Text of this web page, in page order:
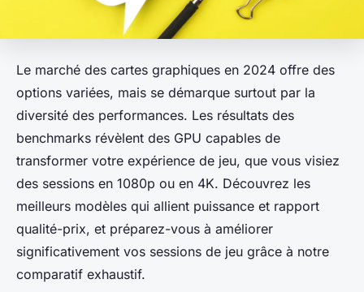
Le marché des cartes graphiques en 2024 offre des
options variées, mais se démarque surtout par la
diversité des performances. Les résultats des
benchmarks révèlent des GPU capables de
transformer votre expérience de jeu, que vous visiez
des sessions en 1080p ou en 4K. Découvrez les
meilleurs modèles qui allient puissance et rapport
qualité-prix, et préparez-vous à améliorer
significativement vos sessions de jeu grâce à notre
comparatif exhaustif.